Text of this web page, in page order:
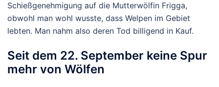
Schießgenehmigung auf die Mutterwölfin Frigga,
obwohl man wohl wusste, dass Welpen im Gebiet
lebten. Man nahm also deren Tod billigend in Kauf.
Seit dem 22. September keine Spur
mehr von Wölfen